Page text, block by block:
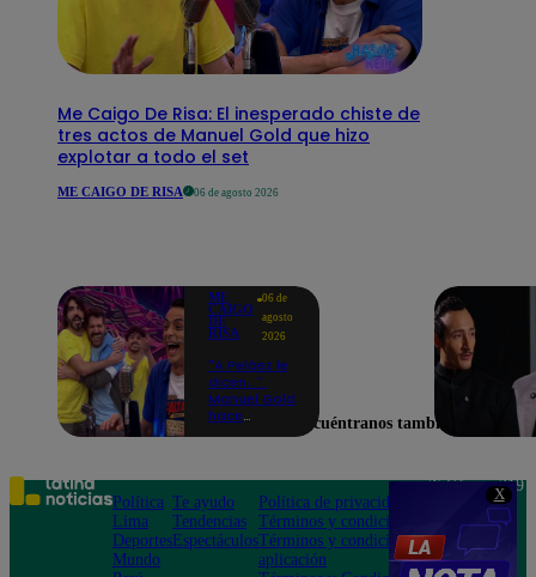
X
Me Caigo De Risa: El inesperado chiste de
tres actos de Manuel Gold que hizo
explotar a todo el set
ME CAIGO DE RISA 06 de agosto 2026
ME
CAIGO
DE
RISA
06 de
agosto
2026
"A Peláez le
dicen...":
Manuel Gold
hace
de contar el
chiste
Encuéntranos también en
Política
Lima
Deportes
Mundo
Te ayudo
Tendencias
Espectáculos
Política de privacidad
Términos y condiciones
Términos y condiciones
aplicación
Teléfono: 219
Av. San
Felipe 968
Jesús María